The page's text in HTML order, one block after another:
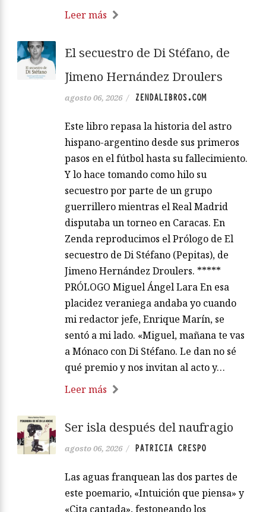
Leer más
El secuestro de Di Stéfano, de
Jimeno Hernández Droulers
agosto 06, 2026 / ZENDALIBROS.COM
Este libro repasa la historia del astro
hispano-argentino desde sus primeros
pasos en el fútbol hasta su fallecimiento.
Y lo hace tomando como hilo su
secuestro por parte de un grupo
guerrillero mientras el Real Madrid
disputaba un torneo en Caracas. En
Zenda reproducimos el Prólogo de El
secuestro de Di Stéfano (Pepitas), de
Jimeno Hernández Droulers. *****
PRÓLOGO Miguel Ángel Lara En esa
placidez veraniega andaba yo cuando
mi redactor jefe, Enrique Marín, se
sentó a mi lado. «Miguel, mañana te vas
a Mónaco con Di Stéfano. Le dan no sé
qué premio y nos invitan al acto y…
Leer más
Ser isla después del naufragio
agosto 06, 2026 / PATRICIA CRESPO
Las aguas franquean las dos partes de
este poemario, «Intuición que piensa» y
«Cita cantada», festoneando los